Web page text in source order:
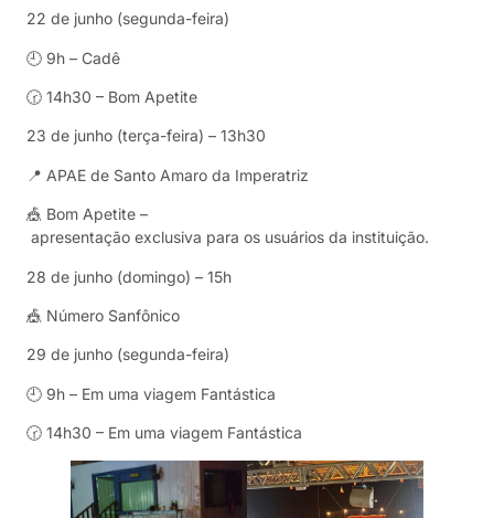
22 de junho (segunda-feira)
🕘 9h – Cadê
🕝 14h30 – Bom Apetite
23 de junho (terça-feira) – 13h30
📍 APAE de Santo Amaro da Imperatriz
🎪 Bom Apetite –
apresentação exclusiva para os usuários da instituição.
28 de junho (domingo) – 15h
🎪 Número Sanfônico
29 de junho (segunda-feira)
🕘 9h – Em uma viagem Fantástica
🕝 14h30 – Em uma viagem Fantástica